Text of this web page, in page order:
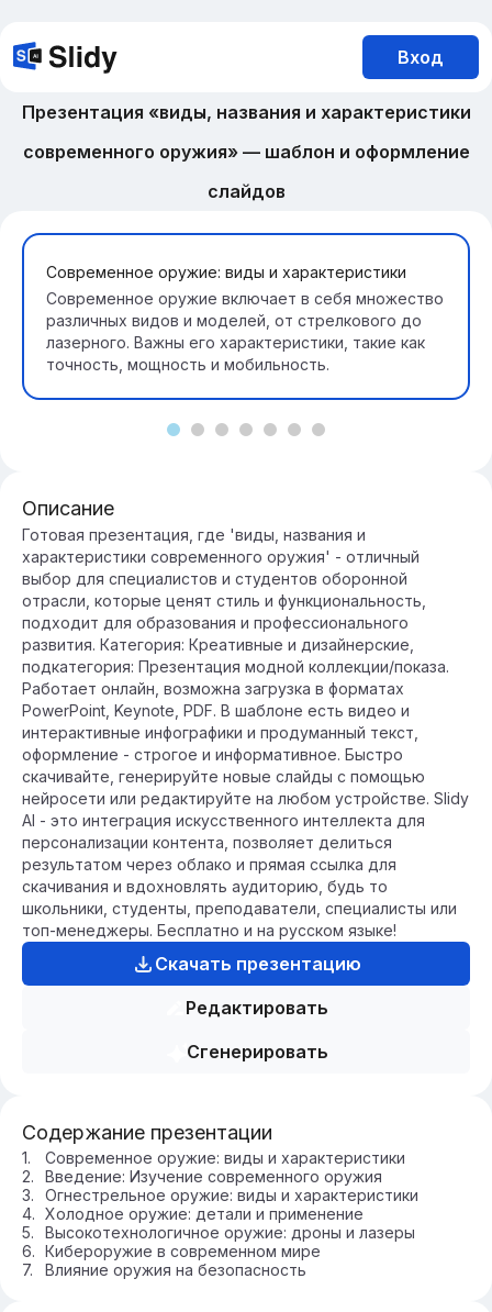
Вход
Презентация «виды, названия и характеристики
современного оружия» — шаблон и оформление
слайдов
Современное оружие: виды и характеристики
Современное оружие включает в себя множество
различных видов и моделей, от стрелкового до
лазерного. Важны его характеристики, такие как
точность, мощность и мобильность.
Описание
Готовая презентация, где 'виды, названия и
характеристики современного оружия' - отличный
выбор для специалистов и студентов оборонной
отрасли, которые ценят стиль и функциональность,
подходит для образования и профессионального
развития. Категория: Креативные и дизайнерские,
подкатегория: Презентация модной коллекции/показа.
Работает онлайн, возможна загрузка в форматах
PowerPoint, Keynote, PDF. В шаблоне есть видео и
интерактивные инфографики и продуманный текст,
оформление - строгое и информативное. Быстро
скачивайте, генерируйте новые слайды с помощью
нейросети или редактируйте на любом устройстве. Slidy
AI - это интеграция искусственного интеллекта для
персонализации контента, позволяет делиться
результатом через облако и прямая ссылка для
скачивания и вдохновлять аудиторию, будь то
школьники, студенты, преподаватели, специалисты или
топ-менеджеры. Бесплатно и на русском языке!
Скачать презентацию
Редактировать
Сгенерировать
Содержание презентации
Современное оружие: виды и характеристики
Введение: Изучение современного оружия
Огнестрельное оружие: виды и характеристики
Холодное оружие: детали и применение
Высокотехнологичное оружие: дроны и лазеры
Кибероружие в современном мире
Влияние оружия на безопасность